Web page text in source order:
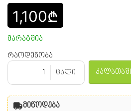
1,100₾
მარაგშია
რაოდენობა
ცალი
მიწოდება